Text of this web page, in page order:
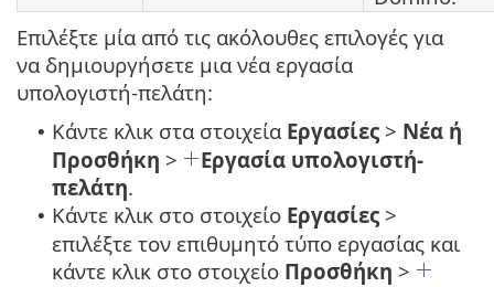
Επιλέξτε μία από τις ακόλουθες επιλογές για
να δημιουργήσετε μια νέα εργασία
υπολογιστή-πελάτη:
• Κάντε κλικ στα στοιχεία Εργασίες > Νέα ή
Προσθήκη >
Εργασία υπολογιστή-
πελάτη.
• Κάντε κλικ στο στοιχείο Εργασίες >
επιλέξτε τον επιθυμητό τύπο εργασίας και
κάντε κλικ στο στοιχείο Προσθήκη >